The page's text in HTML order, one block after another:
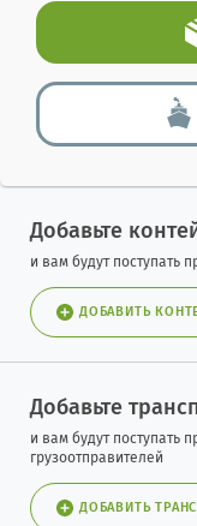
Добавьте
и вам будут поступать
ДОБАВИТЬ
Добавьте
и вам будут поступать
грузоотправителей
ДОБАВИТЬ